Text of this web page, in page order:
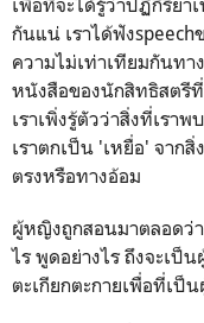
กันแน่ เราได้ฟัง
ความไม่เท่าเทียมกันทา
หนังสือของนักสิทธิสตรี
เราเพิ่งรู้ตัวว่าสิ่งที่เรา
เราตกเป็น 'เหยื่อ' จาก
ตรงหรือทางอ้อม
ผู้หญิงถูกสอนมาตลอดว่
ไร พูดอย่างไร ถึงจะเป็
ตะเกียกตะกายเพื่อที่เ